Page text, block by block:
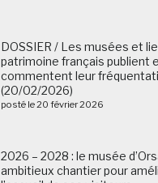
DOSSIER / Les musées et
patrimoine français publient
commentent leur
(20/02/2026)
posté le 20 février 2026
2026 – 2028 : le musée
ambitieux chantier pour